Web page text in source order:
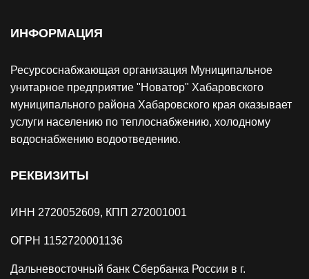
ИНФОРМАЦИЯ
Ресурсоснабжающая организация Муниципальное
унитарное предприятие "Новатор" Хабаровского
муниципального района Хабаровского края оказывает
услуги населению по теплоснабжению, холодному
водоснабжению водоотведению.
РЕКВИЗИТЫ
ИНН 2720052609, КПП 272001001
ОГРН 1152720001136
Дальневосточный банк Сбербанка России в г.